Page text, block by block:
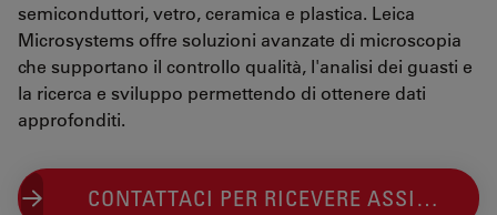
semiconduttori, vetro, ceramica e plastica. Leica
Microsystems offre soluzioni avanzate di microscopia
che supportano il controllo qualità, l'analisi dei guasti e
la ricerca e sviluppo permettendo di ottenere dati
approfonditi.
CONTATTACI PER RICEVERE ASSISTENZA PERSONALE